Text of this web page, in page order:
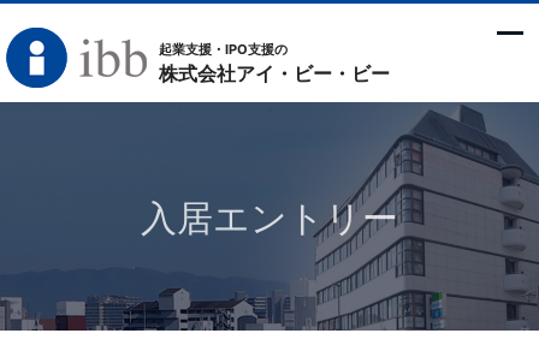
起業支援・IPO支援の
株式会社アイ・ビー・ビー
入居エントリー